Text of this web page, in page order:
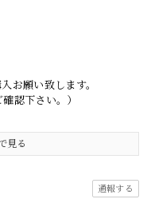
お願い致します。
認下さい。）
見る
通報する